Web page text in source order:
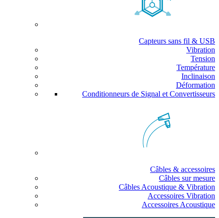
Capteurs sans fil & USB
Vibration
Tension
Température
Inclinaison
Déformation
Conditionneurs de Signal et Convertisseurs
Câbles & accessoires
Câbles sur mesure
Câbles Acoustique & Vibration
Accessoires Vibration
Accessoires Acoustique